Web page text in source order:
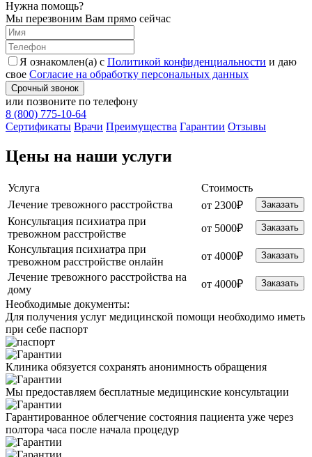
Нужна помощь?
Мы перезвоним Вам прямо сейчас
Я ознакомлен(а) с Политикой конфиденциальности и даю
свое Согласие на обработку персональных данных
Срочный звонок
или позвоните по телефону
8 (800) 775-10-64
Cертификаты Врачи Преимущества Гарантии Отзывы
Цены на наши услуги
Услуга
Стоимость
Лечение тревожного расстройства
от 2300₽ Заказать
Консультация психиатра при
тревожном расстройстве
от 5000₽ Заказать
Консультация психиатра при
тревожном расстройстве онлайн
от 4000₽ Заказать
Лечение тревожного расстройства на
дому
от 4000₽ Заказать
Необходимые документы:
Для получения услуг медицинской помощи необходимо иметь
при себе паспорт
Клиника обязуется сохранять анонимность обращения
Мы предоставляем бесплатные медицинские консультации
Гарантированное облегчение состояния пациента уже через
полтора часа после начала процедур